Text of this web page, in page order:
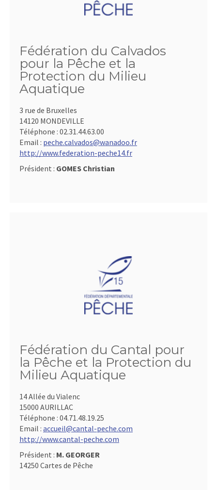
Fédération du Calvados
pour la Pêche et la
Protection du Milieu
Aquatique
3 rue de Bruxelles
14120 MONDEVILLE
Téléphone : 02.31.44.63.00
Email : peche.calvados@wanadoo.fr
http://www.federation-peche14.fr
Président : GOMES Christian
Fédération du Cantal pour
la Pêche et la Protection du
Milieu Aquatique
14 Allée du Vialenc
15000 AURILLAC
Téléphone : 04.71.48.19.25
Email : accueil@cantal-peche.com
http://www.cantal-peche.com
Président : M. GEORGER
14250 Cartes de Pêche